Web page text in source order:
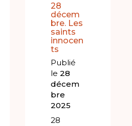
28
décem
bre. Les
saints
innocen
ts
Publié
le 28
décem
bre
2025
28